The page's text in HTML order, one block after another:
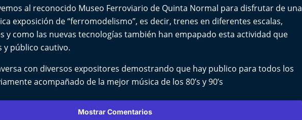
al reconocido Museo Ferroviario de Quinta Normal para disfrutar de una
exposición de “ferromodelismo”, es decir, trenes en diferentes escalas,
y como las nuevas tecnologías también han empapado esta actividad que
y público cautivo.
con diversos expositores demostrando que hay publico para todos los
acompañado de la mejor música de los 80’s y 90’s
Mostrar Comentarios